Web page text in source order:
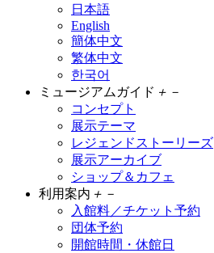
日本語
English
簡体中文
繁体中文
한국어
ミュージアムガイド ＋ －
コンセプト
展示テーマ
レジェンドストーリーズ
展示アーカイブ
ショップ＆カフェ
利用案内 ＋ －
入館料／チケット予約
団体予約
開館時間・休館日